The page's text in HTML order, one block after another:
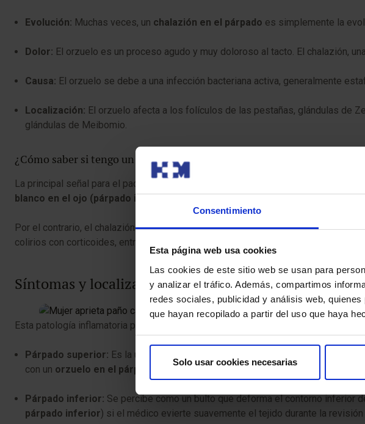
Consentimiento
Esta página web usa cookies
Las cookies de este sitio web se usan para
y analizar el tráfico. Además, compartimos
redes sociales, publicidad y análisis web,
que hayan recopilado a partir del uso que haya
Solo usar cookies necesarias
Evolución: Muchas veces, un chalazión en el párpado es simplemente la
Dolor: El orzuelo es un proceso agudo y muy doloroso al tacto. El chalazión,
Causa: El orzuelo se debe a una infección bacteriana activa, generalmente
Localización: El orzuelo afecta a los folículos de las pestañas, glándulas de
glándulas de Meibomio.
¿Cómo saber si tengo un orzuelo en el ojo o un chalazión?
La principal señal para el paciente es el dolor. Si tienes un , el
blanco en el ojo (párpado inferioro superior), suele ser indicativo de que el
Por el contrario, el chalazión se palpa como un nódulo o guisante duro, bien
colirios con corticoides, entre otros.
Síntomas y localización frecuente
Esta patología inflamatoria puede desarrollarse en cualquier párpado, dado que
Párpado superior: Es la ubicación más habitual por la mayor densidad de
con un orzuelo en el párpado superioral inicio, o con unchalazión en el
Párpado inferior: Se percibe como un bulto que deforma el contorno inferior
párpado inferior) si el médico evierte suavemente el tejido durante la